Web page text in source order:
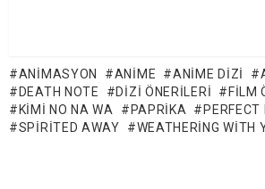
ANIMASYON ANIME ANIME DIZI
DEATH NOTE
DIZI ÖNERILERI
FILM
KIMI NO NA WA
PAPRIKA
PERFECT
SPIRITED AWAY
WEATHERING WITH